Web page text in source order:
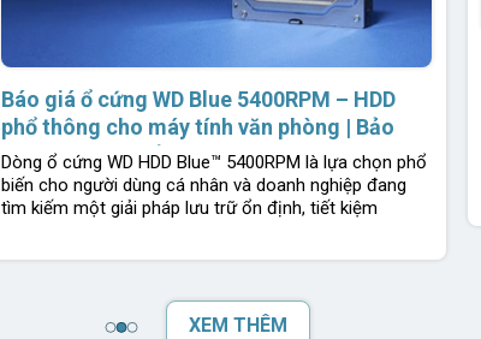
Báo giá ổ cứng WD Blue 5400RPM – HDD
phổ thông cho máy tính văn phòng | Bảo
hành 2 năm 1 đổi 1 | Chính hãng Western
Digital
Dòng ổ cứng WD HDD Blue™ 5400RPM là lựa chọn phổ
biến cho người dùng cá nhân và doanh nghiệp đang
tìm kiếm một giải pháp lưu trữ ổn định, tiết kiệm
XEM THÊM